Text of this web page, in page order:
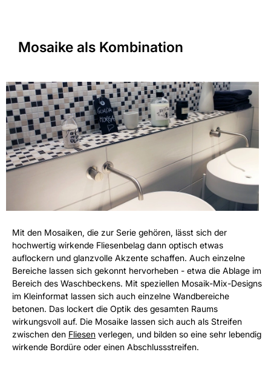
Mosaike als Kombination
Mit den Mosaiken, die zur Serie gehören, lässt sich der
hochwertig wirkende Fliesenbelag dann optisch etwas
auflockern und glanzvolle Akzente schaffen. Auch einzelne
Bereiche lassen sich gekonnt hervorheben - etwa die Ablage im
Bereich des Waschbeckens. Mit speziellen Mosaik-Mix-Designs
im Kleinformat lassen sich auch einzelne Wandbereiche
betonen. Das lockert die Optik des gesamten Raums
wirkungsvoll auf. Die Mosaike lassen sich auch als Streifen
zwischen den Fliesen verlegen, und bilden so eine sehr lebendig
wirkende Bordüre oder einen Abschlussstreifen.